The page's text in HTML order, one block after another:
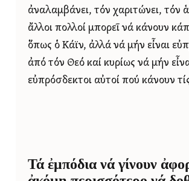
ἀναλαμβάνει, τόν χαριτώνει, τόν
ἄλλοι πολλοί μπορεῖ νά κάνουν
ὅπως ὁ Κάϊν, ἀλλά νά μήν εἶναι
ἀπό τόν Θεό καί κυρίως νά μήν
εὐπρόσδεκτοι αὐτοί πού κάνουν
Τά ἐμπόδια νά γίνουν